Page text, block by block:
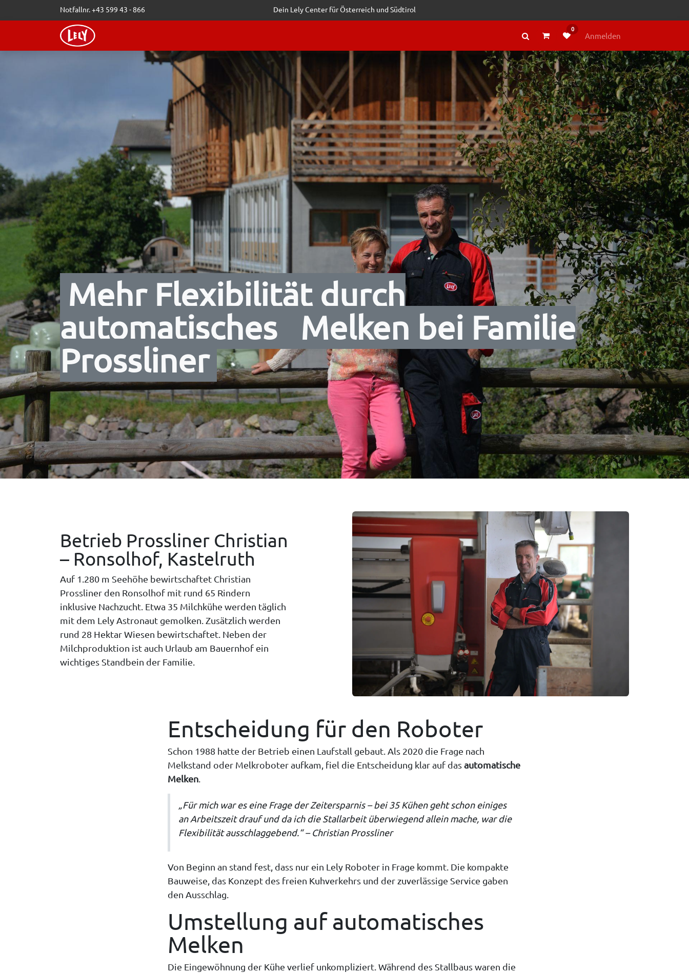
Zum Inhalt springenNotfallnr. +43 599 43 - 866 Dein Lely Center für Österreich und Südtirol
ÜBER LELY
0
Anmelden
Mehr Flexibilität durch
automatisches Melken bei Familie
Prossliner
Betrieb Prossliner Christian
– Ronsolhof, Kastelruth
Auf 1.280 m Seehöhe bewirtschaftet Christian
Prossliner den Ronsolhof mit rund 65 Rindern
inklusive Nachzucht. Etwa 35 Milchkühe werden täglich
mit dem Lely Astronaut gemolken. Zusätzlich werden
rund 28 Hektar Wiesen bewirtschaftet. Neben der
Milchproduktion ist auch Urlaub am Bauernhof ein
wichtiges Standbein der Familie.
Entscheidung für den Roboter
Schon 1988 hatte der Betrieb einen Laufstall gebaut. Als 2020 die Frage nach
Melkstand oder Melkroboter aufkam, fiel die Entscheidung klar auf dasautomatische
Melken
„Für mich war es eine Frage der Zeitersparnis – bei 35 Kühen geht schon einiges
an Arbeitszeit drauf und da ich die Stallarbeit überwiegend allein mache, war die
Flexibilität ausschlaggebend.“ – Christian Prossliner
Von Beginn an stand fest, dass nur ein Lely Roboter in Frage kommt. Die kompakte
Bauweise, das Konzept des freien Kuhverkehrs und der zuverlässige Service gaben
den Ausschlag.
Umstellung auf automatisches
Melken
Die Eingewöhnung der Kühe verlief unkompliziert. Während des Stallbaus waren die